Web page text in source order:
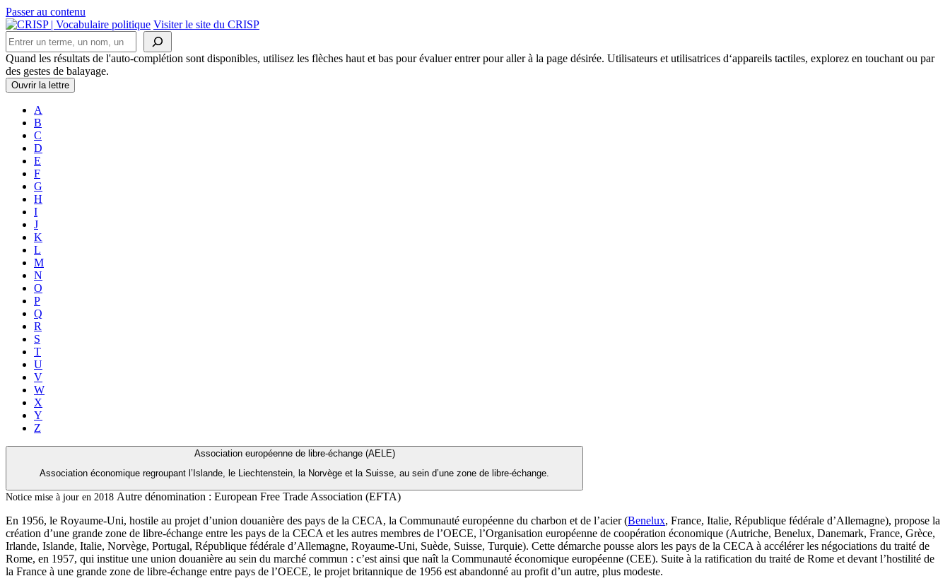
Passer au contenu
Navigation
principale
Visiter le site du CRISP
Rechercher
Quand les résultats de l'auto-complétion sont disponibles, utilisez les flèches haut et bas pour évaluer entrer pour aller à la page désirée. Utilisateurs et utilisatrices d‘appareils tactiles, explorez en touchant ou par
des gestes de balayage.
Ouvrir la lettre
A
B
C
D
E
F
G
H
I
J
K
L
M
N
O
P
Q
R
S
T
U
V
W
X
Y
Z
Association européenne de libre-échange (AELE)
Association économique regroupant l’Islande, le Liechtenstein, la Norvège et la Suisse, au sein d’une zone de libre-échange.
Notice mise à jour en 2018 Autre dénomination : European Free Trade Association (EFTA)
En 1956, le Royaume-Uni, hostile au projet d’union douanière des pays de la CECA, la Communauté européenne du charbon et de l’acier (Benelux, France, Italie, République fédérale d’Allemagne), propose la
création d’une grande zone de libre-échange entre les pays de la CECA et les autres membres de l’OECE, l’Organisation européenne de coopération économique (Autriche, Benelux, Danemark, France, Grèce,
Irlande, Islande, Italie, Norvège, Portugal, République fédérale d’Allemagne, Royaume-Uni, Suède, Suisse, Turquie). Cette démarche pousse alors les pays de la CECA à accélérer les négociations du traité de
Rome, en 1957, qui institue une union douanière au sein du marché commun : c’est ainsi que naît la Communauté économique européenne (CEE). Suite à la ratification du traité de Rome et devant l’hostilité de
la France à une grande zone de libre-échange entre pays de l’OECE, le projet britannique de 1956 est abandonné au profit d’un autre, plus modeste.